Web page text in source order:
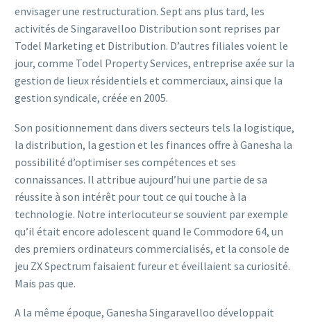
envisager une restructuration. Sept ans plus tard, les
activités de Singaravelloo Distribution sont reprises par
Todel Marketing et Distribution. D’autres filiales voient le
jour, comme Todel Property Services, entreprise axée sur la
gestion de lieux résidentiels et commerciaux, ainsi que la
gestion syndicale, créée en 2005.
Son positionnement dans divers secteurs tels la logistique,
la distribution, la gestion et les finances offre à Ganesha la
possibilité d’optimiser ses compétences et ses
connaissances. Il attribue aujourd’hui une partie de sa
réussite à son intérêt pour tout ce qui touche à la
technologie. Notre interlocuteur se souvient par exemple
qu’il était encore adolescent quand le Commodore 64, un
des premiers ordinateurs commercialisés, et la console de
jeu ZX Spectrum faisaient fureur et éveillaient sa curiosité.
Mais pas que.
A la même époque, Ganesha Singaravelloo développait